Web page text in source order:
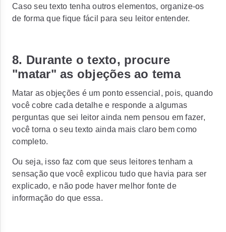
Caso seu texto tenha outros elementos, organize-os
de forma que fique fácil para seu leitor entender.
8. Durante o texto, procure
"matar" as objeções ao tema
Matar as objeções é um ponto essencial, pois, quando
você cobre cada detalhe e responde a algumas
perguntas que sei leitor ainda nem pensou em fazer,
você torna o seu texto ainda mais claro bem como
completo.
Ou seja, isso faz com que seus leitores tenham a
sensação que você explicou tudo que havia para ser
explicado, e não pode haver melhor fonte de
informação do que essa.